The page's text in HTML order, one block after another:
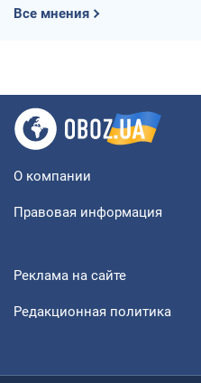
Все мнения
О компании
Правовая информация
Реклама на сайте
Редакционная политика